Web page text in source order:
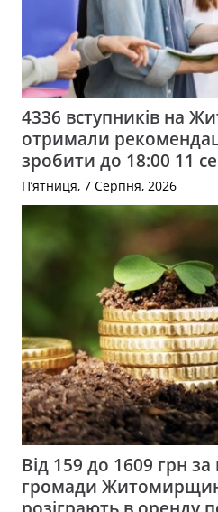
4336 вступників на
отримали
зробити до 18:00 11
П’ятниця, 7 Серпня, 2026
Від 159 до 1609 грн за
громади